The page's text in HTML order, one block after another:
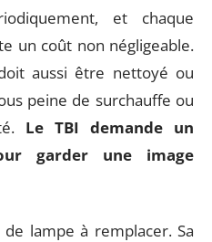
et chaque
un coût non négligeable.
aussi être nettoyé ou
peine de surchauffe ou
Le TBI demande un
garder une image
de lampe à remplacer. Sa